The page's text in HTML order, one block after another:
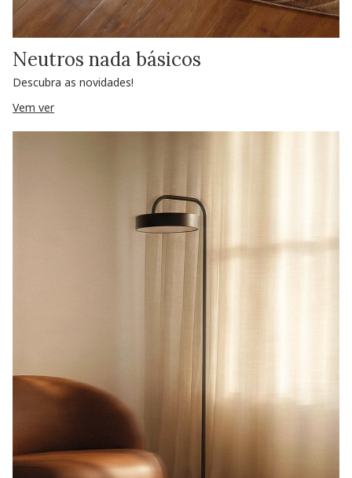
Neutros nada básicos
Descubra as novidades!
Vem ver